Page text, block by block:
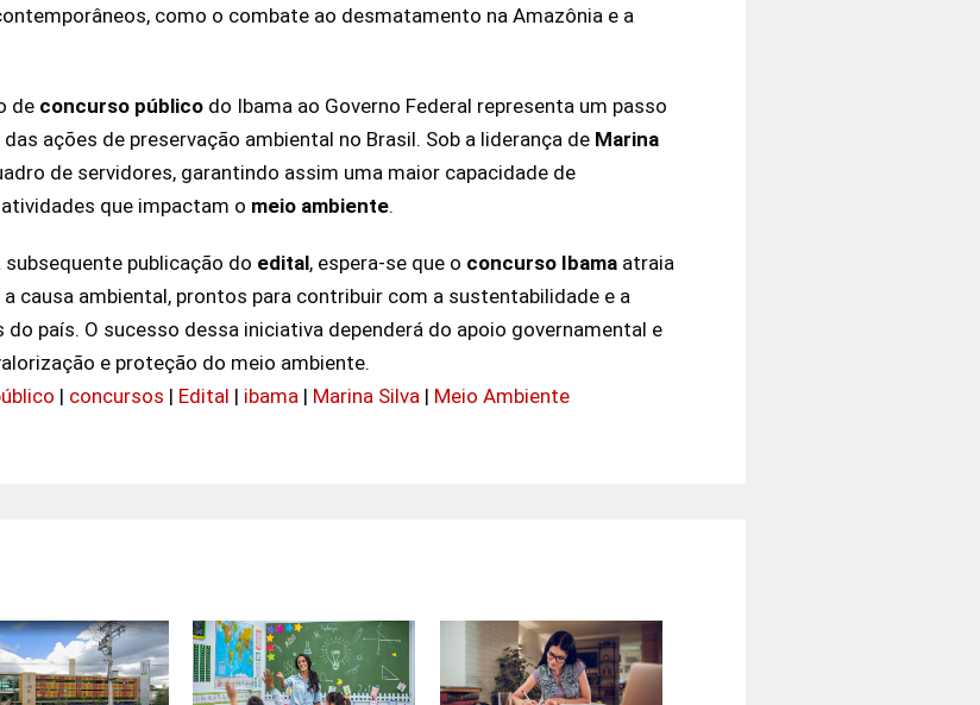
como o combate ao desmatamento na Amazônia e a
de concurso público do Ibama ao Governo Federal representa um passo
ações de preservação ambiental no Brasil. Sob a liderança de Marina
de servidores, garantindo assim uma maior capacidade de
que impactam o meio ambiente.
publicação do edital, espera-se que o concurso Ibama atraia
causa ambiental, prontos para contribuir com a sustentabilidade e a
país. O sucesso dessa iniciativa dependerá do apoio governamental e
e proteção do meio ambiente.
| concursos | Edital | ibama | Marina Silva | Meio Ambiente